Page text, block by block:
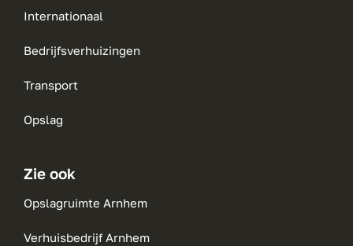
Internationaal
Bedrijfsverhuizingen
Transport
Opslag
Zie ook
Opslagruimte Arnhem
Verhuisbedrijf Arnhem